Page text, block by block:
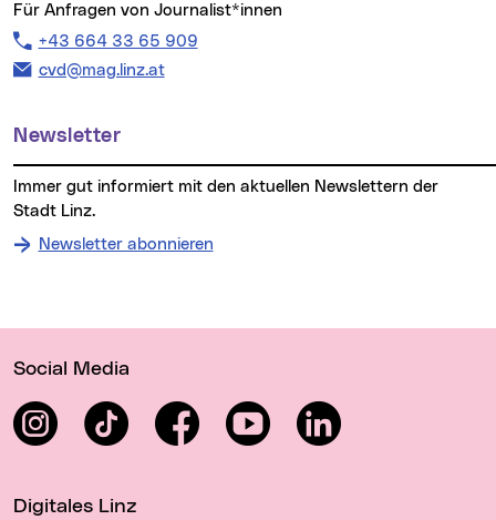
Für Anfragen von Journalist*innen
Telefon:
+43 664 33 65 909
E-Mail Adresse:
cvd@mag.linz.at
Newsletter
Stadt Linz.
Newsletter abonnieren
Social Media
InstagramTikTok FacebookYouTube LinkedIn
Digitales Linz